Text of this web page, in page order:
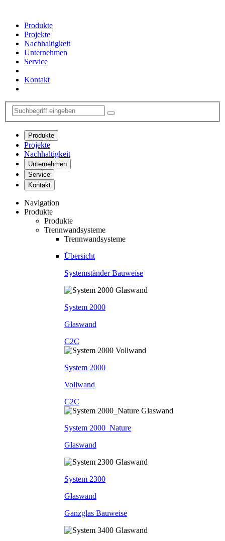
Produkte
Projekte
Nachhaltigkeit
Unternehmen
Service
Kontakt
Produkte
Projekte
Nachhaltigkeit
Unternehmen
Service
Kontakt
Navigation
Produkte
Produkte
Trennwandsysteme
Trennwandsysteme
Übersicht
Systemständer Bauweise
System 2000
Glaswand
C2C
System 2000
Vollwand
C2C
System 2000_Nature
Glaswand
System 2300
Glaswand
Ganzglas Bauweise